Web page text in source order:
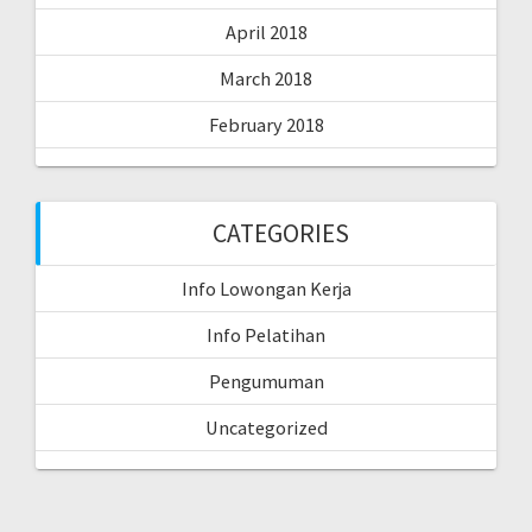
April 2018
March 2018
February 2018
CATEGORIES
Info Lowongan Kerja
Info Pelatihan
Pengumuman
Uncategorized